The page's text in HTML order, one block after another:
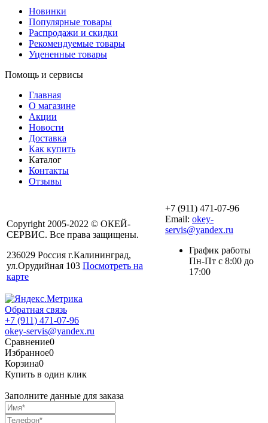
Новинки
Популярные товары
Распродажи и скидки
Рекомендуемые товары
Уцененные товары
Помощь и сервисы
Главная
О магазине
Акции
Новости
Доставка
Как купить
Каталог
Контакты
Отзывы
Copyright 2005-2022 © ОКЕЙ-
СЕРВИС. Все права защищены.
236029 Россия г.Калининград,
ул.Орудийная 103 Посмотреть на
карте
+7 (911) 471-07-96
Email: okey-
servis@yandex.ru
График работы
Пн-Пт с 8:00 до
17:00
Обратная связь
+7 (911) 471-07-96
okey-servis@yandex.ru
Сравнение0
Избранное0
Корзина0
Купить в один клик
Заполните данные для заказа